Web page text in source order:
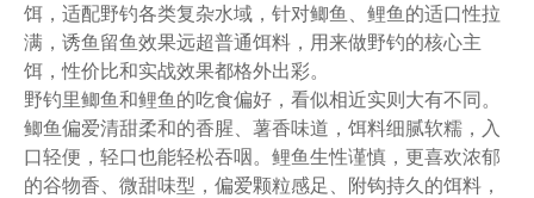
饵，适配野钓各类复杂水域，针对鲫鱼、鲤鱼的适口性拉
满，诱鱼留鱼效果远超普通饵料，用来做野钓的核心主
饵，性价比和实战效果都格外出彩。
野钓里鲫鱼和鲤鱼的吃食偏好，看似相近实则大有不同。
鲫鱼偏爱清甜柔和的香腥、薯香味道，饵料细腻软糯，入
口轻便，轻口也能轻松吞咽。鲤鱼生性谨慎，更喜欢浓郁
的谷物香、微甜味型，偏爱颗粒感足、附钩持久的饵料，